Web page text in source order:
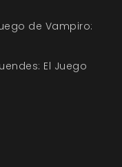
de Vampiro:
El Juego